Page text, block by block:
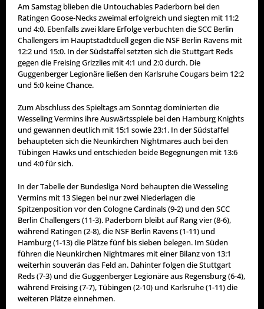
Am Samstag blieben die Untouchables Paderborn bei den
Ratingen Goose-Necks zweimal erfolgreich und siegten mit 11:2
und 4:0. Ebenfalls zwei klare Erfolge verbuchten die SCC Berlin
Challengers im Hauptstadtduell gegen die NSF Berlin Ravens mit
12:2 und 15:0. In der Südstaffel setzten sich die Stuttgart Reds
gegen die Freising Grizzlies mit 4:1 und 2:0 durch. Die
Guggenberger Legionäre ließen den Karlsruhe Cougars beim 12:2
und 5:0 keine Chance.
Zum Abschluss des Spieltags am Sonntag dominierten die
Wesseling Vermins ihre Auswärtsspiele bei den Hamburg Knights
und gewannen deutlich mit 15:1 sowie 23:1. In der Südstaffel
behaupteten sich die Neunkirchen Nightmares auch bei den
Tübingen Hawks und entschieden beide Begegnungen mit 13:6
und 4:0 für sich.
In der Tabelle der Bundesliga Nord behaupten die Wesseling
Vermins mit 13 Siegen bei nur zwei Niederlagen die
Spitzenposition vor den Cologne Cardinals (9-2) und den SCC
Berlin Challengers (11-3). Paderborn bleibt auf Rang vier (8-6),
während Ratingen (2-8), die NSF Berlin Ravens (1-11) und
Hamburg (1-13) die Plätze fünf bis sieben belegen. Im Süden
führen die Neunkirchen Nightmares mit einer Bilanz von 13:1
weiterhin souverän das Feld an. Dahinter folgen die Stuttgart
Reds (7-3) und die Guggenberger Legionäre aus Regensburg (6-4),
während Freising (7-7), Tübingen (2-10) und Karlsruhe (1-11) die
weiteren Plätze einnehmen.